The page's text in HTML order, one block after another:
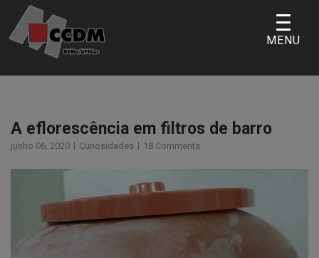
content
A eflorescência em filtros de barro
junho 06, 2020 Curiosidades 18 Comments
MENU